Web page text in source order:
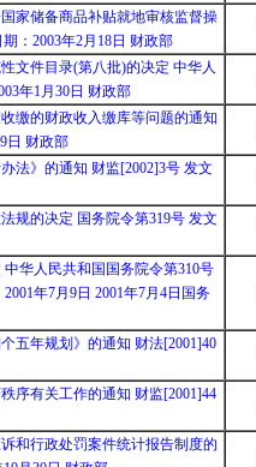
家储备商品补贴就地审核监督操
：2003年2月18日 财政部
文件目录(第八批)的决定 中华人
年1月30日 财政部
缴的财政收入缴库等问题的通知
日 财政部
法》的通知 财监[2002]3号 发文
规的决定 国务院令第319号 发文
华人民共和国国务院令第310号
年7月9日 2001年7月4日国务
五年规划》的通知 财法[2001]40
序有关工作的通知 财监[2001]44
和行政处罚案件统计报告制度的